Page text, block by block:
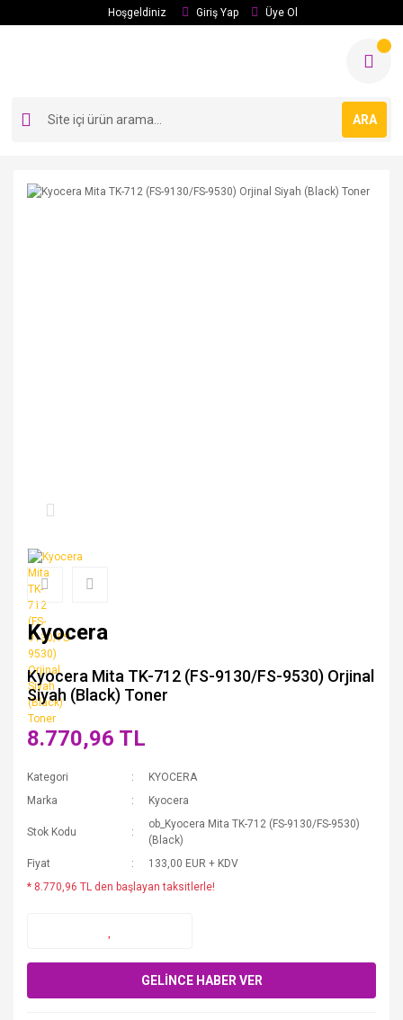
Hoşgeldiniz Giriş Yap Üye Ol
ARA
Kyocera
Kyocera Mita TK-712 (FS-9130/FS-9530) Orjinal
Siyah (Black) Toner
8.770,96 TL
Kategori
KYOCERA
Marka
Kyocera
Stok Kodu
ob_Kyocera Mita TK-712 (FS-9130/FS-9530)
(Black)
Fiyat
133,00 EUR + KDV
* 8.770,96 TL den başlayan taksitlerle!
GELİNCE HABER VER